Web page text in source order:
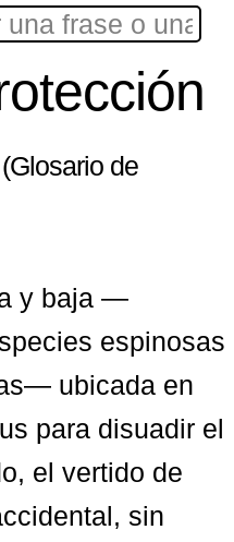
(Glosario de
y baja —
espinosas
ubicada en
para disuadir el
el vertido de
sin